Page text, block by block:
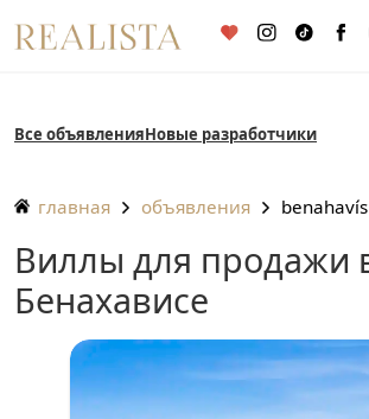
Все объявления Новые разработчики
главная объявления benahavís
Виллы для продажи в
Бенахависе